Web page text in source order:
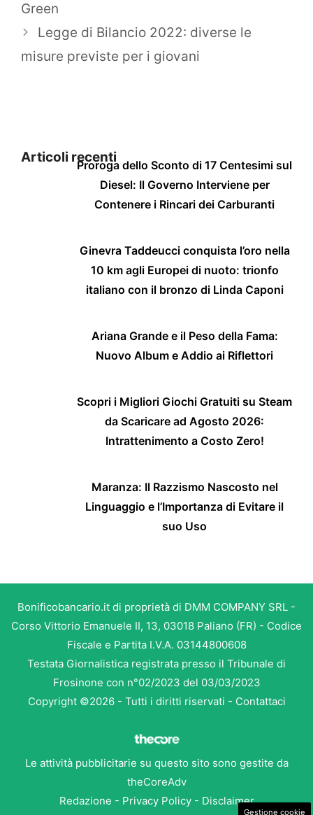
Green
Legge di Bilancio 2022: diverse le
misure previste per i giovani
Articoli recentiProroga dello Sconto di 17 Centesimi sul
Diesel: Il Governo Interviene per
Contenere i Rincari dei Carburanti
Ginevra Taddeucci conquista l’oro nella
10 km agli Europei di nuoto: trionfo
italiano con il bronzo di Linda Caponi
Ariana Grande e il Peso della Fama:
Nuovo Album e Addio ai Riflettori
Scopri i Migliori Giochi Gratuiti su Steam
da Scaricare ad Agosto 2026:
Intrattenimento a Costo Zero!
Maranza: Il Razzismo Nascosto nel
Linguaggio e l’Importanza di Evitare il
suo Uso
Bonificobancario.it di proprietà di DMM COMPANY SRL -
Corso Vittorio Emanuele II, 13, 03018 Paliano (FR) - Codice
Fiscale e Partita I.V.A. 03144800608
Testata Giornalistica registrata presso il Tribunale di
Frosinone con n°02/2023 del 03/03/2023
Copyright ©2026 - Tutti i diritti riservati - Contattaci
Le attività pubblicitarie su questo sito sono gestite da
theCoreAdv
Redazione - Privacy Policy- Disclaimer
Gestione cookie